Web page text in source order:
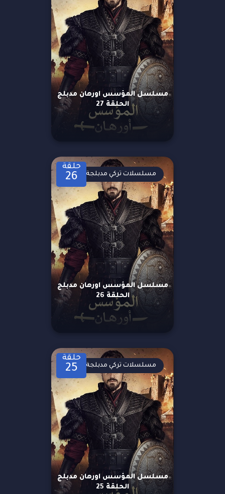
مسلسل المؤسس اورهان مدبلج
الحلقة 27
حلقة
26
مسلسل المؤسس اورهان مدبلج
الحلقة 26
مسلسلات تركي مدبلجة
حلقة
25
مسلسل المؤسس اورهان مدبلج
الحلقة 25
مسلسلات تركي مدبلجة